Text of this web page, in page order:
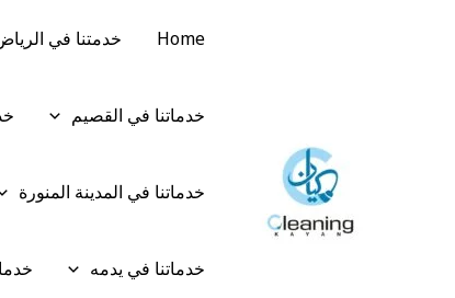
Home خدمتنا في
خدماتنا في القصيم
خدماتنا في المدينة المنورة
خدماتنا في يدمه